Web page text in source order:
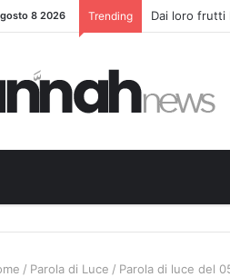
8 2026 Trending Dai loro frutti
/ Parola di Luce / Parola di luce del